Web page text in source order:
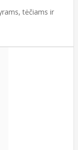
tėčiams ir